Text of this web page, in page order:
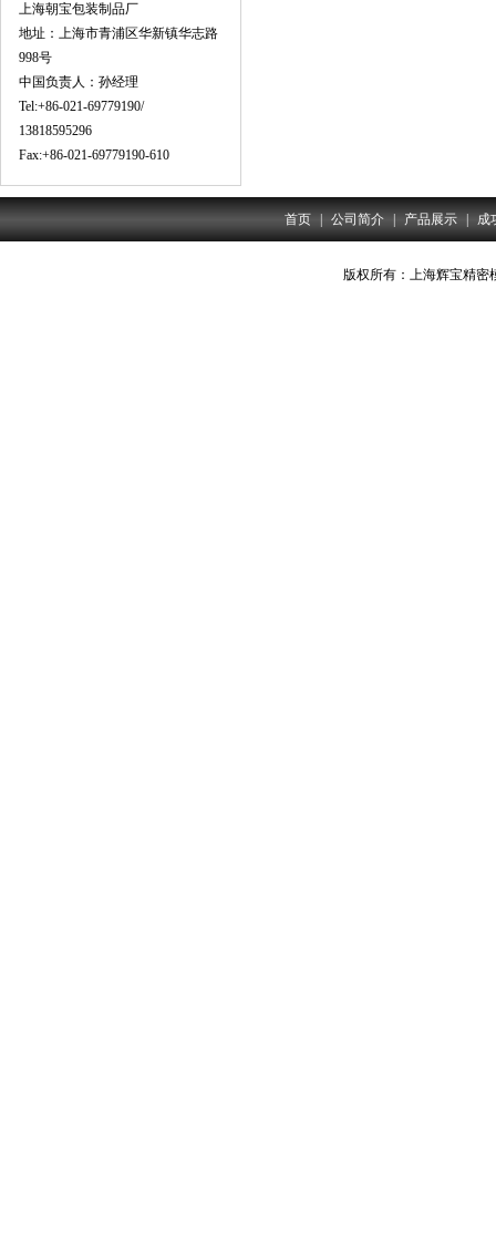
上海朝宝包装制品厂
地址：上海市青浦区华新镇华志路
998号
中国负责人：孙经理
Tel:+86-021-69779190/
13818595296
Fax:+86-021-69779190-610
首页 公司简介 产品展示 成
版权所有：上海辉宝精密